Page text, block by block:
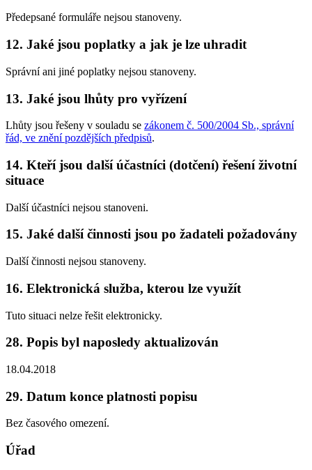
Předepsané formuláře nejsou stanoveny.
12. Jaké jsou poplatky a jak je lze uhradit
Správní ani jiné poplatky nejsou stanoveny.
13. Jaké jsou lhůty pro vyřízení
Lhůty jsou řešeny v souladu se zákonem č. 500/2004 Sb., správní
řád, ve znění pozdějších předpisů.
14. Kteří jsou další účastníci (dotčení) řešení životní
situace
Další účastníci nejsou stanoveni.
15. Jaké další činnosti jsou po žadateli požadovány
Další činnosti nejsou stanoveny.
16. Elektronická služba, kterou lze využít
Tuto situaci nelze řešit elektronicky.
28. Popis byl naposledy aktualizován
18.04.2018
29. Datum konce platnosti popisu
Bez časového omezení.
Úřad